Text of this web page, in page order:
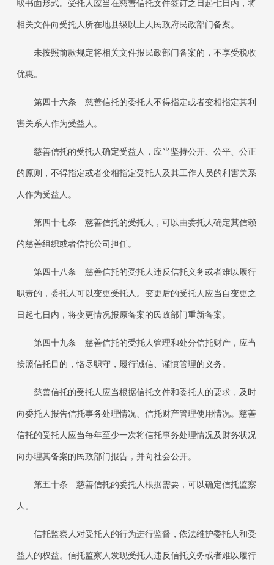
取书面形式。受托人应当在慈善信托文件签订之日起七日内，将
相关文件向受托人所在地县级以上人民政府民政部门备案。
未按照前款规定将相关文件报民政部门备案的，不享受税收
优惠。
第四十六条 慈善信托的委托人不得指定或者变相指定其利
害关系人作为受益人。
慈善信托的受托人确定受益人，应当坚持公开、公平、公正
的原则，不得指定或者变相指定受托人及其工作人员的利害关系
人作为受益人。
第四十七条 慈善信托的受托人，可以由委托人确定其信赖
的慈善组织或者信托公司担任。
第四十八条 慈善信托的受托人违反信托义务或者难以履行
职责的，委托人可以变更受托人。变更后的受托人应当自变更之
日起七日内，将变更情况报原备案的民政部门重新备案。
第四十九条 慈善信托的受托人管理和处分信托财产，应当
按照信托目的，恪尽职守，履行诚信、谨慎管理的义务。
慈善信托的受托人应当根据信托文件和委托人的要求，及时
向委托人报告信托事务处理情况、信托财产管理使用情况。慈善
信托的受托人应当每年至少一次将信托事务处理情况及财务状况
向办理其备案的民政部门报告，并向社会公开。
第五十条 慈善信托的委托人根据需要，可以确定信托监察
人。
信托监察人对受托人的行为进行监督，依法维护委托人和受
益人的权益。信托监察人发现受托人违反信托义务或者难以履行